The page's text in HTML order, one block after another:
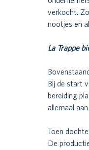
verkocht.
nootjes en
La Trappe
Bij de start
bereiding
allemaal
Toen
De